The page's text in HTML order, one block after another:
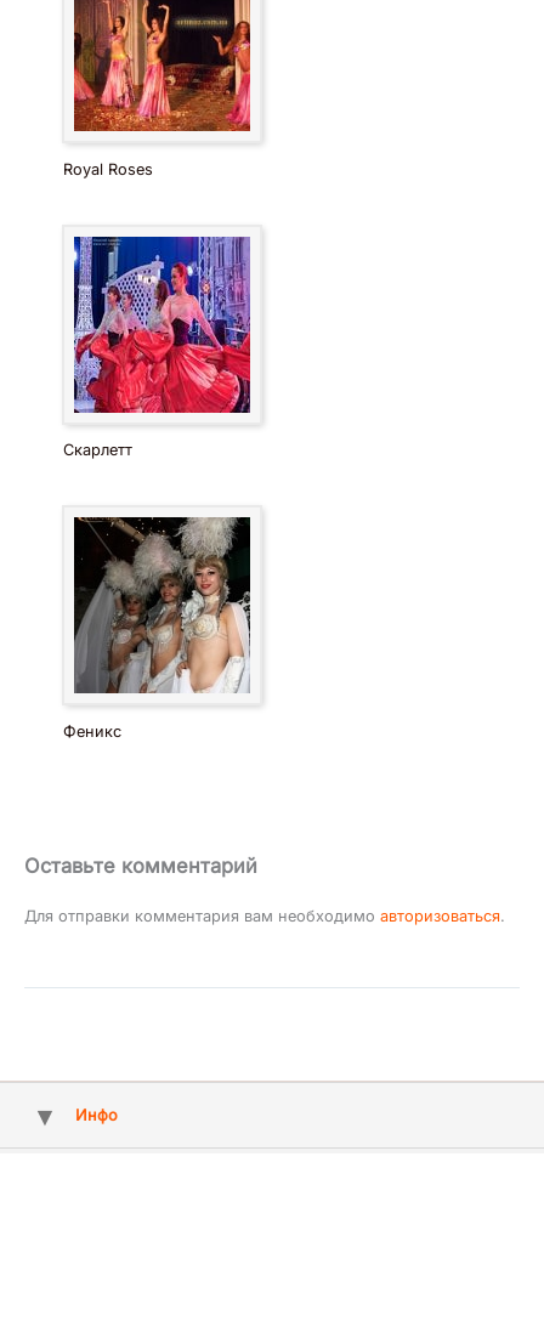
Royal Roses
Скарлетт
Феникс
Оставьте комментарий
Для отправки комментария вам необходимо авторизоваться.
Инфо